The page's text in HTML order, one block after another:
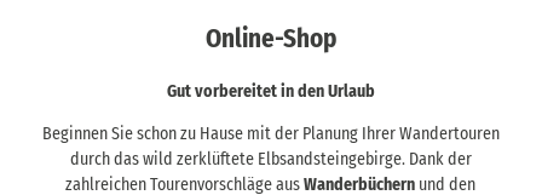
Online-Shop
Gut vorbereitet in den Urlaub
Beginnen Sie schon zu Hause mit der Planung Ihrer Wandertouren
durch das wild zerklüftete Elbsandsteingebirge. Dank der
zahlreichen Tourenvorschläge ausWanderbüchern und den